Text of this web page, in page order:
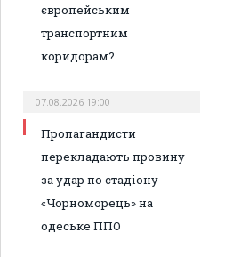
європейським
транспортним
коридорам?
07.08.2026 19:00
Пропагандисти
перекладають провину
за удар по стадіону
«Чорноморець» на
одеське ППО